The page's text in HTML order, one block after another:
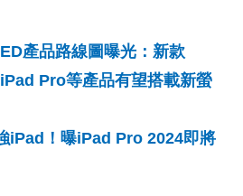
產品路線圖曝光：新款
Pro等產品有望搭載新螢
iPad！曝iPad Pro 2024即將